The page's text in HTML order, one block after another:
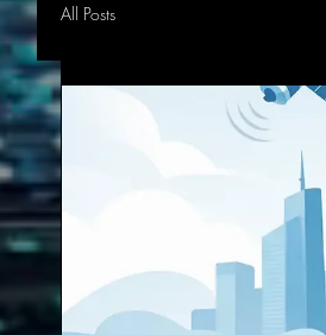
All Posts